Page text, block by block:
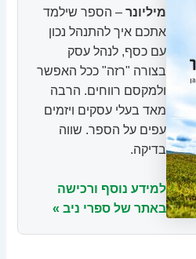
מיליונר – הספר שילמד
אתכם איך להתנהל נכון
עם כסף, לנהל עסק
בצורה "רזה" ככל האפשר
ולמקסם רווחים. הרבה
מאד בעלי עסקים ויזמים
עפים על הספר. שווה
בדיקה.
למידע נוסף ורכישה
באתר של ספרי ניב »